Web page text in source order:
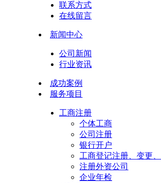
联系方式
在线留言
新闻中心
公司新闻
行业资讯
成功案例
服务项目
工商注册
个体工商
公司注册
银行开户
工商登记注册、变更
注册外资公司
企业年检